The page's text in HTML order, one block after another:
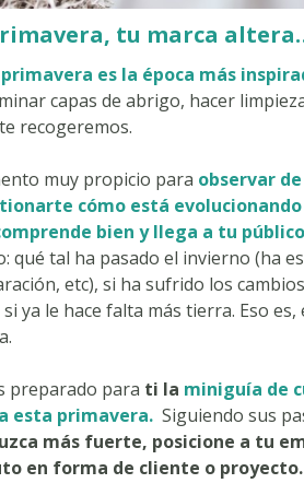
tu marca altera
primavera es la época más
capas de abrigo, hacer
recogeremos.
muy propicio para observar
cómo está
bien y llega a tu
qué tal ha pasado el invierno (ha
etc), si ha sufrido los
ya le hace falta más tierra. Eso
preparado para ti la miniguía de
esta primavera. Siguiendo sus
más fuerte, posicione a tu
en forma de cliente o proyecto.